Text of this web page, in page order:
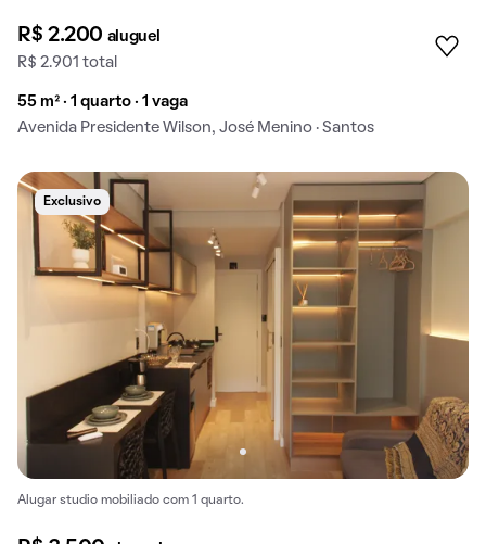
R$ 2.200 aluguel
R$ 2.901 total
55 m² · 1 quarto · 1 vaga
Avenida Presidente Wilson, José Menino · Santos
Exclusivo
Alugar studio mobiliado com 1 quarto.